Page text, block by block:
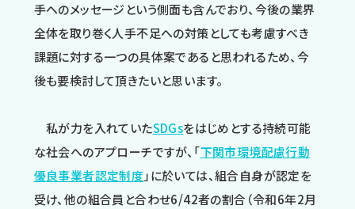
手へのメッセージという側面も含んでおり、今後の業界
全体を取り巻く人手不足への対策としても考慮すべき
課題に対する一つの具体案であると思われるため、今
後も要検討して頂きたいと思います。
私が力を入れていたSDGsをはじめとする持続可能
な社会へのアプローチですが、「下関市環境配慮行動
優良事業者認定制度」に於いては、組合自身が認定を
受け、他の組合員と合わせ6/42者の割合（令和6年2月